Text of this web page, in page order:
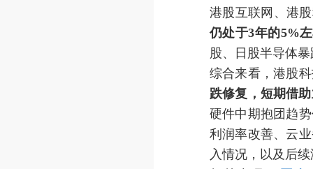
港股互联网、港
仍处于3年的5%
股、日股半导体
综合来看，港股
跌修复，短期借
硬件中期抱团趋
利润率改善、云
入情况，以及后